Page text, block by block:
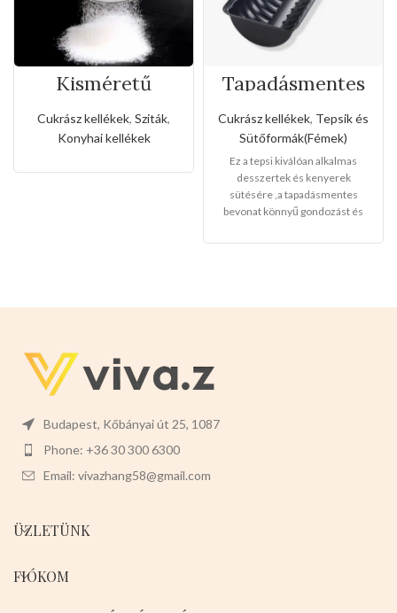
Kisméretű
rozsdamentes
liszt,porcukor
szóró
Cukrász kellékek, Sziták,
Konyhai kellékek
Tapadásmentes
forma(Nagy
méret)
Cukrász kellékek, Tepsik és
Sütőformák(Fémek)
Ez a tepsi kiválóan alkalmas
desszertek és kenyerek
sütésére ,a tapadásmentes
bevonat könnyű gondozást és
könnyen levehet,ez megkönnyíti
Budapest, Kőbányai út 25, 1087
Phone: +36 30 300 6300
Email: vivazhang58@gmail.com
ÜZLETÜNK
FIÓKOM